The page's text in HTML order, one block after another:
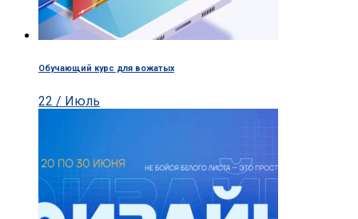
Обучающий курс для вожатых
22 / Июль